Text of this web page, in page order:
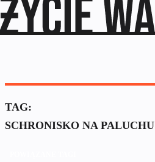
TAG:
SCHRONISKO NA PALUCHU